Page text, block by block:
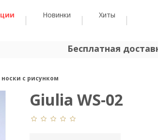
Новинки Хиты
Бесплатная
с рисунком
Giulia WS-02